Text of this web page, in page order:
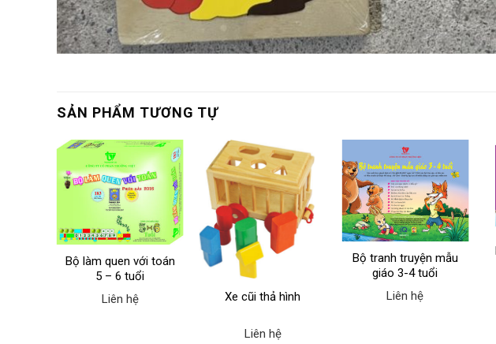
SẢN PHẨM TƯƠNG TỰ
Bộ làm quen với toán
5 – 6 tuổi
Liên hệ
Xe cũi thả hình
Liên hệ
Bộ tranh truyện mẫu
giáo 3-4 tuổi
Liên hệ